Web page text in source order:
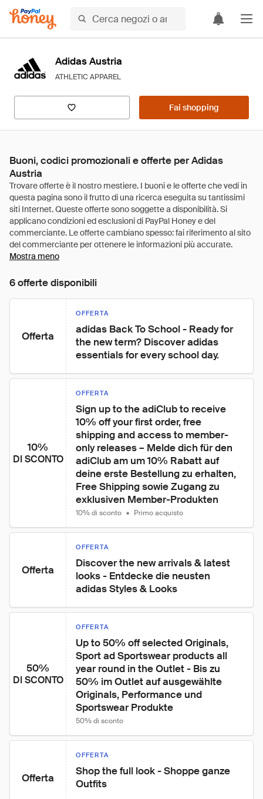
Adidas Austria
ATHLETIC APPAREL
Fai shopping
Buoni, codici promozionali e offerte per Adidas
Austria
Mostra meno
6 offerte disponibili
Offerta
OFFERTA
adidas Back To School - Ready for
the new term? Discover adidas
essentials for every school day.
10%
DI SCONTO
OFFERTA
Sign up to the adiClub to receive
10% off your first order, free
shipping and access to member-
only releases – Melde dich für den
adiClub am um 10% Rabatt auf
deine erste Bestellung zu erhalten,
Free Shipping sowie Zugang zu
exklusiven Member-Produkten
10% di sconto • Primo acquisto
Offerta
OFFERTA
Discover the new arrivals & latest
looks - Entdecke die neusten
adidas Styles & Looks
50%
DI SCONTO
OFFERTA
Up to 50% off selected Originals,
Sport ad Sportswear products all
year round in the Outlet - Bis zu
50% im Outlet auf ausgewählte
Originals, Performance und
Sportswear Produkte
50% di sconto
Offerta
OFFERTA
Shop the full look - Shoppe ganze
Outfits